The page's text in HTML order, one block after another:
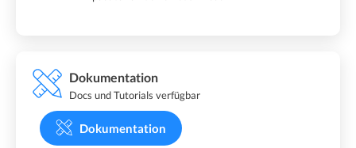
Dokumentation
Docs und Tutorials verfügbar
Dokumentation